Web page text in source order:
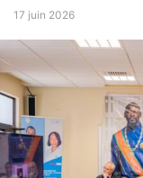
17 juin 2026